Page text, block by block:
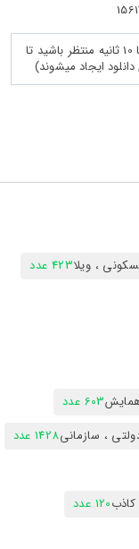
پس از لود کامل صفحه روی دانلود کلیک کنید 5 تا 10 ثانیه منتظر باشید تا
ایجاد میشوند)
، ویلا423 عدد
603 عدد
، سازمانی1428 عدد
120 عدد